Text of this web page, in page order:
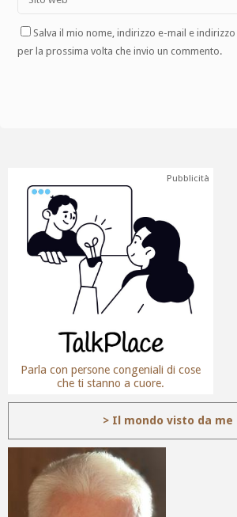
Salva il mio nome, indirizzo e-mail e
per la prossima volta che invio un commento.
Pubblicità
Parla con persone congeniali di cose
che ti stanno a cuore.
> Il mondo visto da me